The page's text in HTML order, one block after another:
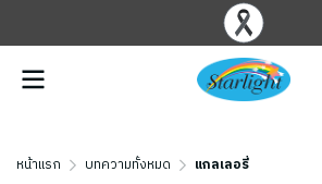
หน้าแรก บทความทั้งหมด แกลเลอรี่